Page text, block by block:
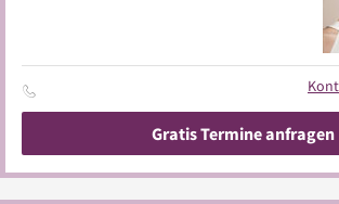
Gratis Termine anfragen